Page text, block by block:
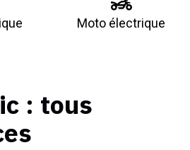
Moto électrique
: tous